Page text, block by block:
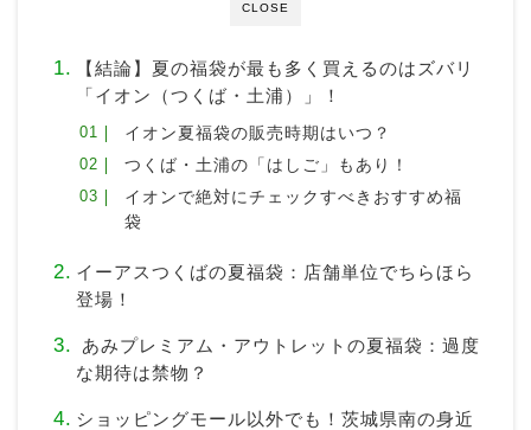
CLOSE
【結論】夏の福袋が最も多く買えるのはズバリ
「イオン（つくば・土浦）」！
イオン夏福袋の販売時期はいつ？
つくば・土浦の「はしご」もあり！
イオンで絶対にチェックすべきおすすめ福
袋
イーアスつくばの夏福袋：店舗単位でちらほら
登場！
あみプレミアム・アウトレットの夏福袋：過度
な期待は禁物？
ショッピングモール以外でも！茨城県南の身近